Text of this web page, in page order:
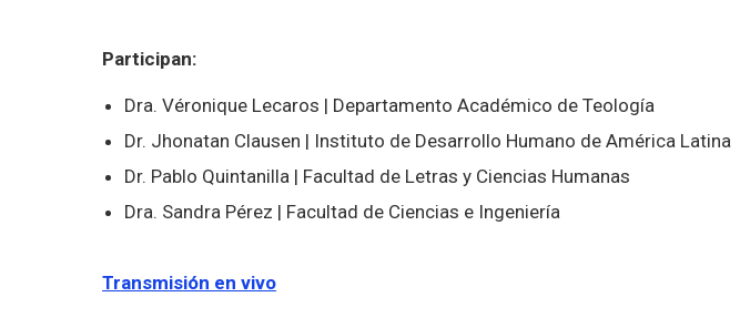
Participan:
Dra. Véronique Lecaros | Departamento Académico de Teología
Dr. Jhonatan Clausen | Instituto de Desarrollo Humano de América Latina
Dr. Pablo Quintanilla | Facultad de Letras y Ciencias Humanas
Dra. Sandra Pérez | Facultad de Ciencias e Ingeniería
Transmisión en vivo